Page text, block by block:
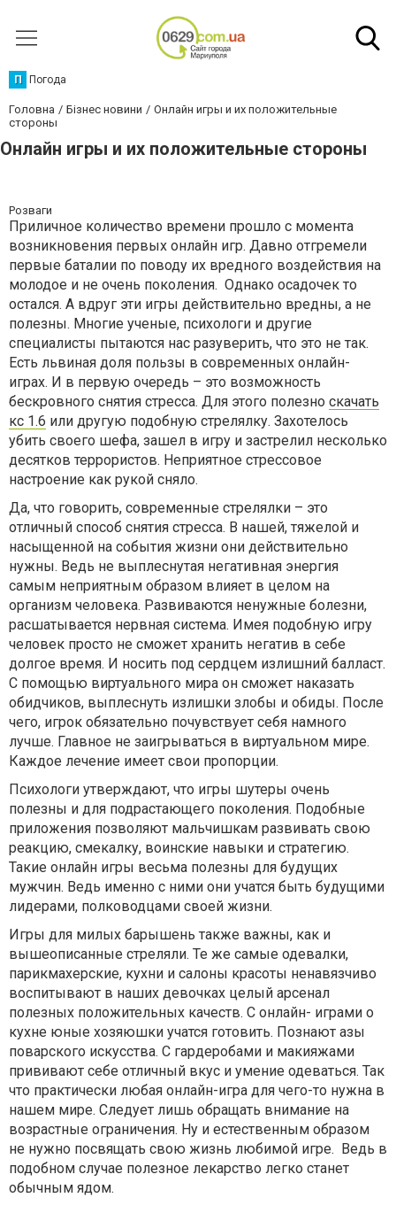
П Погода
Головна Бізнес новини
Онлайн игры и их положительные
стороны
Онлайн игры и их положительные стороны
Розваги
Приличное количество времени прошло с момента
возникновения первых онлайн игр. Давно отгремели
первые баталии по поводу их вредного воздействия на
молодое и не очень поколения. Однако осадочек то
остался. А вдруг эти игры действительно вредны, а не
полезны. Многие ученые, психологи и другие
специалисты пытаются нас разуверить, что это не так.
Есть львиная доля пользы в современных онлайн-
играх. И в первую очередь – это возможность
бескровного снятия стресса. Для этого полезно скачать
кс 1.6 или другую подобную стрелялку. Захотелось
убить своего шефа, зашел в игру и застрелил несколько
десятков террористов. Неприятное стрессовое
настроение как рукой сняло.
Да, что говорить, современные стрелялки – это
отличный способ снятия стресса. В нашей, тяжелой и
насыщенной на события жизни они действительно
нужны. Ведь не выплеснутая негативная энергия
самым неприятным образом влияет в целом на
организм человека. Развиваются ненужные болезни,
расшатывается нервная система. Имея подобную игру
человек просто не сможет хранить негатив в себе
долгое время. И носить под сердцем излишний балласт.
С помощью виртуального мира он сможет наказать
обидчиков, выплеснуть излишки злобы и обиды. После
чего, игрок обязательно почувствует себя намного
лучше. Главное не заигрываться в виртуальном мире.
Каждое лечение имеет свои пропорции.
Психологи утверждают, что игры шутеры очень
полезны и для подрастающего поколения. Подобные
приложения позволяют мальчишкам развивать свою
реакцию, смекалку, воинские навыки и стратегию.
Такие онлайн игры весьма полезны для будущих
мужчин. Ведь именно с ними они учатся быть будущими
лидерами, полководцами своей жизни.
Игры для милых барышень также важны, как и
вышеописанные стреляли. Те же самые одевалки,
парикмахерские, кухни и салоны красоты ненавязчиво
воспитывают в наших девочках целый арсенал
полезных положительных качеств. С онлайн- играми о
кухне юные хозяюшки учатся готовить. Познают азы
поварского искусства. С гардеробами и макияжами
прививают себе отличный вкус и умение одеваться. Так
что практически любая онлайн-игра для чего-то нужна в
нашем мире. Следует лишь обращать внимание на
возрастные ограничения. Ну и естественным образом
не нужно посвящать свою жизнь любимой игре. Ведь в
подобном случае полезное лекарство легко станет
обычным ядом.